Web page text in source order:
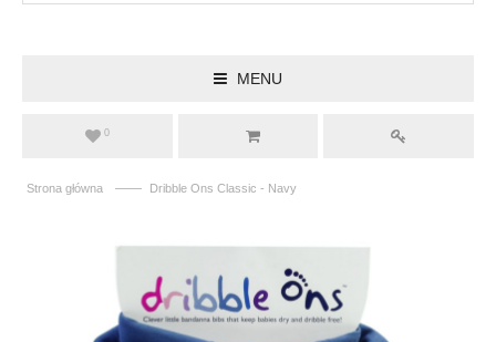
MENU
0
Strona główna —— Dribble Ons Classic - Navy